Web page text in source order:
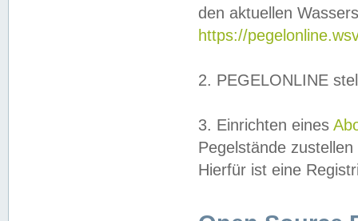
den aktuellen
https://
2. PEGELONLINE
3. Einrichten eines
Pegelstände
Hierfür ist eine